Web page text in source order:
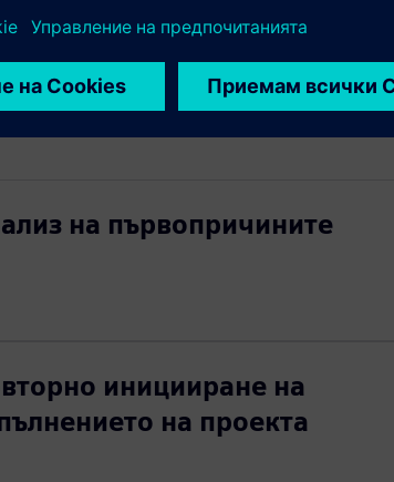
на първопричините
иницииране на
на проекта